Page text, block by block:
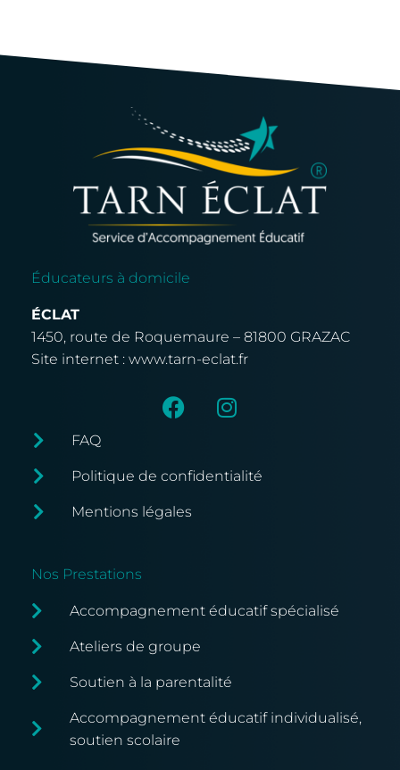
Éducateurs à domicile
ÉCLAT
1450, route de Roquemaure – 81800 GRAZAC
Site internet : www.tarn-eclat.fr
FAQ
Politique de confidentialité
Mentions légales
Nos Prestations
Accompagnement éducatif spécialisé
Ateliers de groupe
Soutien à la parentalité
Accompagnement éducatif individualisé,
soutien scolaire